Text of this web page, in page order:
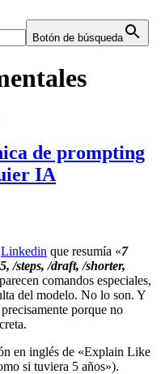
Botón de búsqueda
de prompting
IA
Linkedin que resumía «7
/steps, /draft, /shorter,
comandos especiales,
del modelo. No lo son. Y
porque no
en inglés de «Explain Like
si tuviera 5 años»).